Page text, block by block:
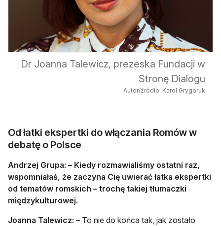
Dr Joanna Talewicz, prezeska Fundacji w
Stronę Dialogu
Autor/źródło: Karol Grygoruk
Od łatki ekspertki do włączania Romów w
debatę o Polsce
Andrzej Grupa: – Kiedy rozmawialiśmy ostatni raz,
wspomniałaś, że zaczyna Cię uwierać łatka ekspertki
od tematów romskich – trochę takiej tłumaczki
międzykulturowej.
Joanna Talewicz: – To nie do końca tak, jak zostało